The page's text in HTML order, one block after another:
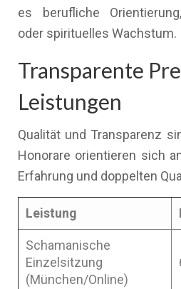
es berufliche
oder spirituelles Wachstum.
Transparente
Leistungen
Qualität und Transparenz
Honorare orientieren sich
Erfahrung und doppelten
Leistung
Schamanische
Einzelsitzung
(München/Online)